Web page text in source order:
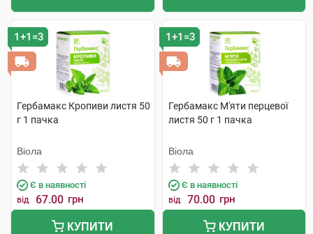
1+1=3
Гербамакс Кропиви листя 50
г 1 пачка
Віола
Є в наявності
від 67.00 грн
КУПИТИ
1+1=3
Гербамакс М'яти перцевої
листя 50 г 1 пачка
Віола
Є в наявності
від 70.00 грн
КУПИТИ